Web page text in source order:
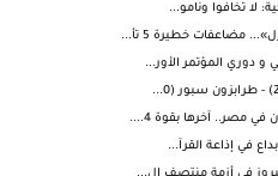
لا تخافوا ونامو...
مضاعفات خطيرة 5 تأ...
و دوري المؤتمر الأور...